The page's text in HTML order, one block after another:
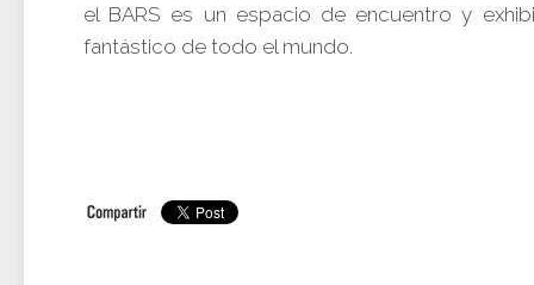
el BARS es un espacio de encuentro y
fantástico de todo el mundo.